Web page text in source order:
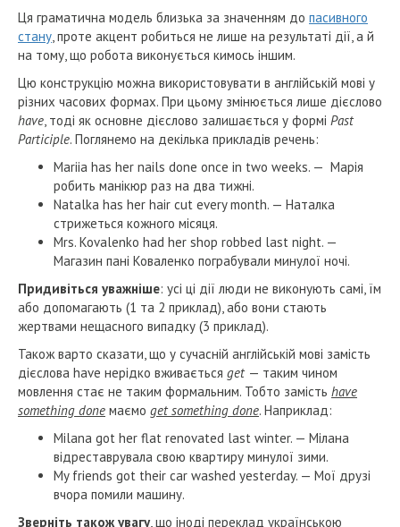
Ця граматична модель близька за значенням до пасивного
стану, проте акцент робиться не лише на результаті дії, а й
на тому, що робота виконується кимось іншим.
Цю конструкцію можна використовувати в англійській мові у
різних часових формах. При цьому змінюється лише дієслово
have, тоді як основне дієслово залишається у формі Past
Participle. Поглянемо на декілька прикладів речень:
Mariia has her nails done once in two weeks. — Марія
робить манікюр раз на два тижні.
Natalka has her hair cut every month. — Наталка
стрижеться кожного місяця.
Mrs. Kovalenko had her shop robbed last night. —
Магазин пані Коваленко пограбували минулої ночі.
Придивіться уважніше: усі ці дії люди не виконують самі, їм
або допомагають (1 та 2 приклад), або вони стають
жертвами нещасного випадку (3 приклад).
Також варто сказати, що у сучасній англійській мові замість
дієслова have нерідко вживається get — таким чином
мовлення стає не таким формальним. Тобто замість have
something done маємо get something done. Наприклад:
Milana got her flat renovated last winter. — Мілана
відреставрувала свою квартиру минулої зими.
My friends got their car washed yesterday. — Мої друзі
вчора помили машину.
Зверніть також увагу, що іноді переклад українською